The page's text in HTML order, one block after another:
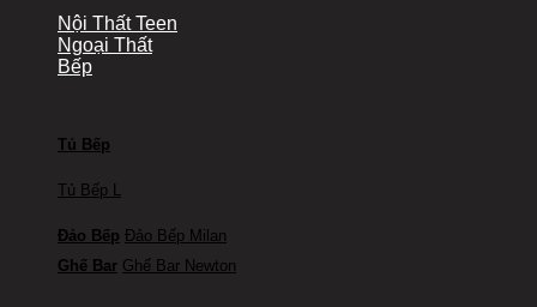
Nội Thất Teen
Ngoại Thất
Bếp
Tủ Bếp
Tủ Bếp L
Đảo Bếp Đảo Bếp Milan
Ghế Bar Ghế Bar Newton